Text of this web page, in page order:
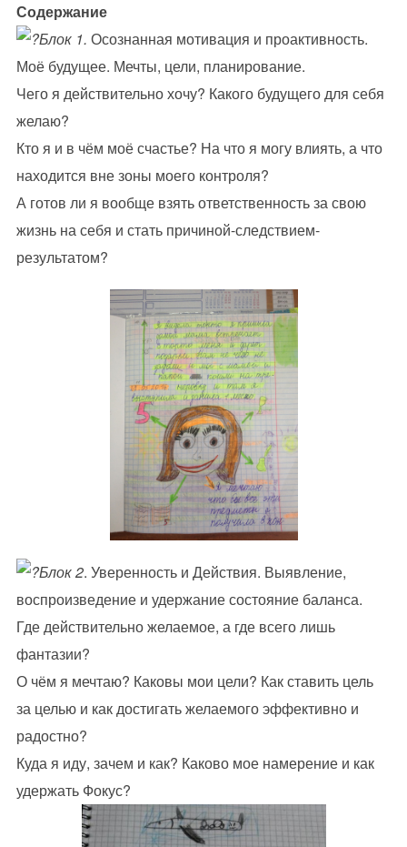
Содержание
Блок 1. Осознанная мотивация и проактивность.
Моё будущее. Мечты, цели, планирование.
Чего я действительно хочу? Какого будущего для себя
желаю?
Кто я и в чём моё счастье? На что я могу влиять, а что
находится вне зоны моего контроля?
А готов ли я вообще взять ответственность за свою
жизнь на себя и стать причиной-следствием-
результатом?
Блок 2. Уверенность и Действия. Выявление,
воспроизведение и удержание состояние баланса.
Где действительно желаемое, а где всего лишь
фантазии?
О чём я мечтаю? Каковы мои цели? Как ставить цель
за целью и как достигать желаемого эффективно и
радостно?
Куда я иду, зачем и как? Каково мое намерение и как
удержать Фокус?